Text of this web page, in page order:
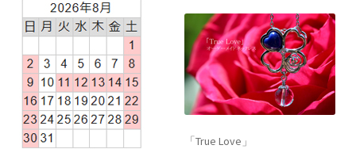
「True Love」